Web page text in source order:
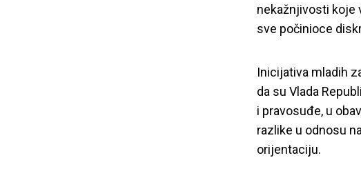
nekažnjivosti koje
sve počinioce
Inicijativa mladih
da su Vlada
i pravosuđe, u
razlike u odnosu
orijentaciju.